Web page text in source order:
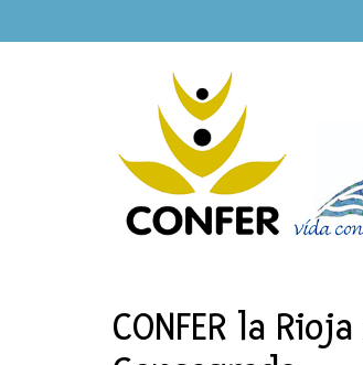
CONFER la